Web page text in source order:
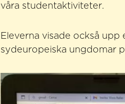
våra studentaktiviteter.
Eleverna visade också
sydeuropeiska ungdomar